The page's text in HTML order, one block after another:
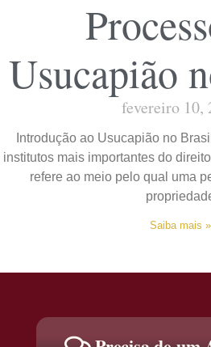
Usucapião
fevereiro 10,
Introdução ao Usucapião no
institutos mais importantes do
refere ao meio pelo qual uma
Saiba mais »